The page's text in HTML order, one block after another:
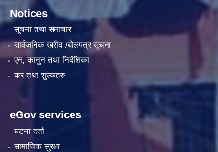
Notices
सूचना तथा समाचार
सार्वजनिक खरीद /बोलपत्र सूचना
एन, कानुन तथा निर्देशिका
कर तथा शुल्कहरु
eGov services
घटना दर्ता
सामाजिक सुरक्षा